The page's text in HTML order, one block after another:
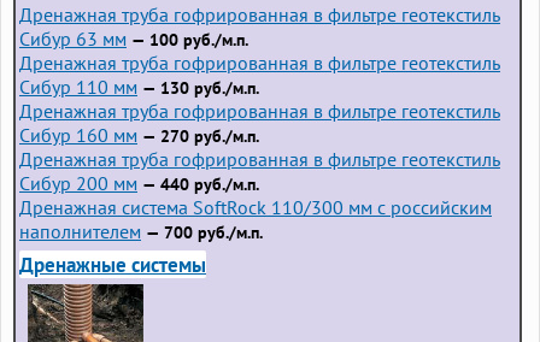
Дренажная труба гофрированная в фильтре геотекстиль
Сибур 63 мм — 100 руб./м.п.
Дренажная труба гофрированная в фильтре геотекстиль
Сибур 110 мм — 130 руб./м.п.
Дренажная труба гофрированная в фильтре геотекстиль
Сибур 160 мм — 270 руб./м.п.
Дренажная труба гофрированная в фильтре геотекстиль
Сибур 200 мм — 440 руб./м.п.
Дренажная система SoftRock 110/300 мм с российским
наполнителем — 700 руб./м.п.
Дренажные системы